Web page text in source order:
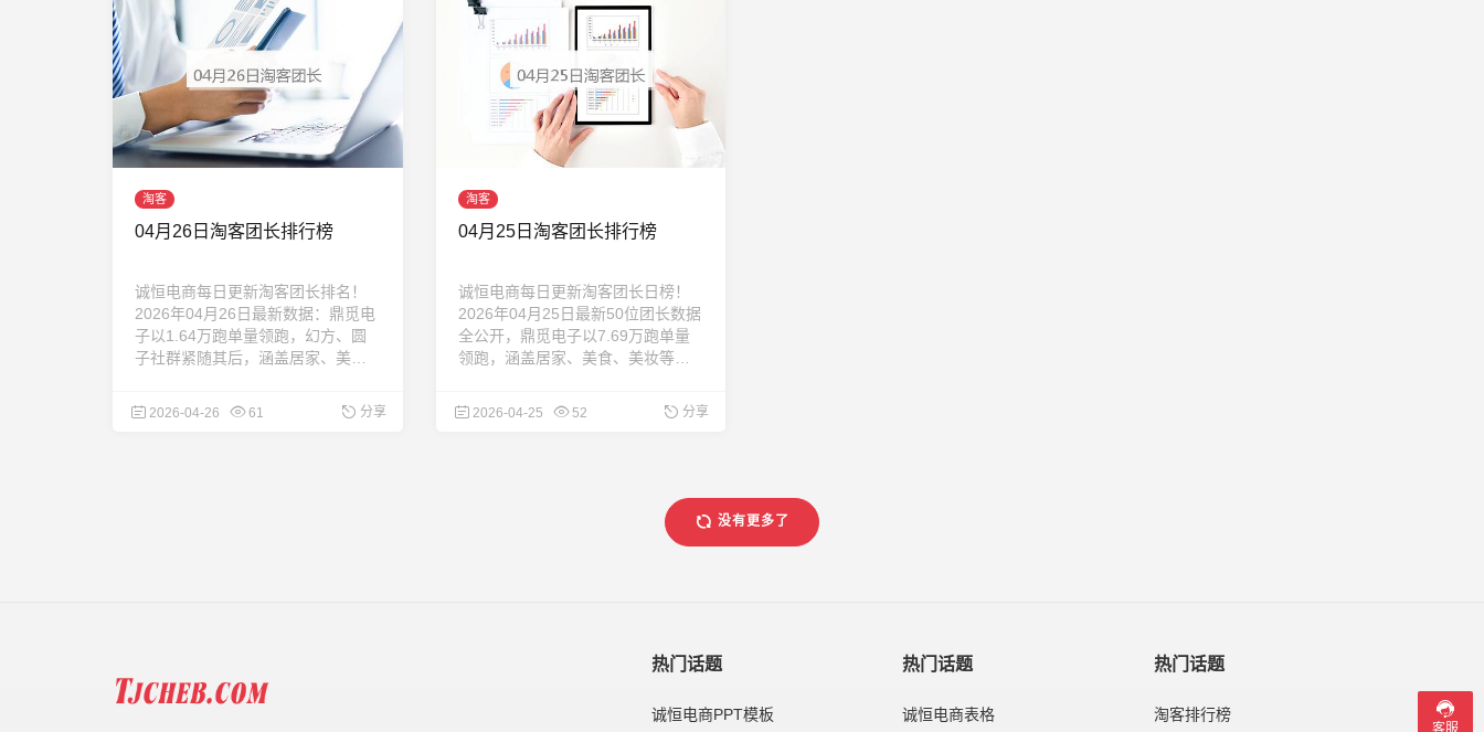
淘客
04月26日淘客团长排行榜
诚恒电商每日更新淘客团长排名！
2026年04月26日最新数据：鼎觅电
子以1.64万跑单量领跑，幻方、圆
子社群紧随其后，涵盖居家、美
合作提供参考。每日更新，敬请关
注！ ...
2026-04-26 61 分享
淘客
04月25日淘客团长排行榜
诚恒电商每日更新淘客团长日榜！
2026年04月25日最新50位团长数据
全公开，鼎觅电子以7.69万跑单量
领跑，涵盖居家、美食、美妆等热
考。每日更新，敬请关注！ ...
2026-04-25 52 分享
没有更多了
热门话题
诚恒电商PPT模板​
热门话题
诚恒电商表格
热门话题
淘客排行榜​
客服